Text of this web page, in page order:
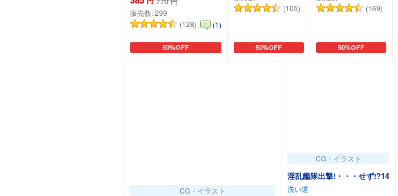
販売数:299
(128)
(1)
50%OFF
カートに追加
(105)
50%OFF
カートに追加
(169)
50%OFF
カートに追加
CG・イラスト
CG・イラスト
淫乱艦隊出撃!・・・せず!?14
洗い道